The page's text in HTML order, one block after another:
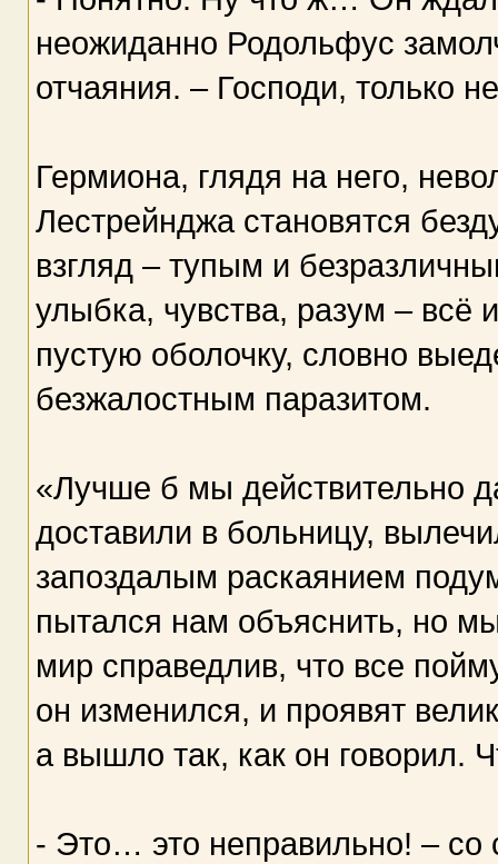
неожиданно Родольфус
отчаяния. – Господи, только
Гермиона, глядя на него,
Лестрейнджа становятся
взгляд – тупым и
улыбка, чувства, разум – всё
пустую оболочку, словно
безжалостным паразитом.
«Лучше б мы действительно
доставили в больницу,
запоздалым раскаянием
пытался нам объяснить, но
мир справедлив, что все
он изменился, и проявят
а вышло так, как он говорил.
- Это… это неправильно! – со